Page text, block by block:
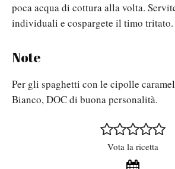
poca acqua di cottura alla volta.
individuali e cospargete il timo tritato.
Note
Per gli spaghetti con le cipolle
Bianco, DOC di buona personalità.
Vota la ricetta